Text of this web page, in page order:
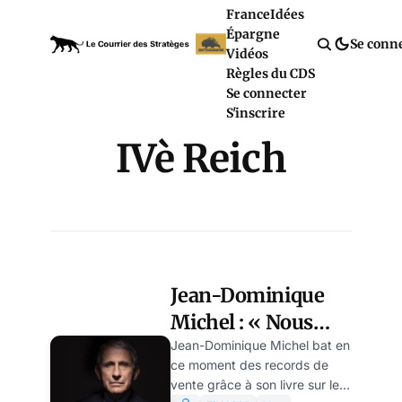
FranceIdées
Épargne
Vidéos
Règles du CDS
Se connecter
S'inscrire
Se
IVè Reich
Jean-Dominique
Michel : « Nous
glissons vers une
forme de fascisme
Jean-Dominique Michel bat en
ce moment des records de
vente grâce à son livre sur le